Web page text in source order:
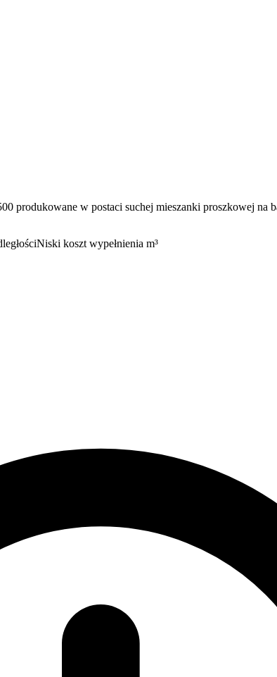
produkowane w postaci suchej mieszanki proszkowej na
Niski koszt wypełnienia m³